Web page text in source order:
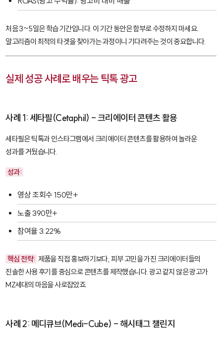
처음 3~5일은 학습 기간입니다. 이 기간 동안은 함부로 수정하지 마세요.
알고리즘이 최적의 타겟을 찾아가는 과정이니 기다려주는 것이 중요합니다.
실제 성공 사례로 배우는 틱톡 광고
사례 1: 세타필(Cetaphil) - 크리에이터 콘텐츠 활용
세타필은 틱톡과 인스타그램에서 크리에이터 콘텐츠를 활용하여 놀라운
성과를 거뒀습니다.
성과:
영상 조회수 150만+
노출 390만+
참여율 3.22%
핵심 전략: 제품을 직접 홍보하기보다, 피부 고민을 가진 크리에이터들의
진솔한 사용 후기를 중심으로 콘텐츠를 제작했습니다. 광고 같지 않은 광고가
MZ세대의 마음을 사로잡았죠.
사례 2: 메디큐브(Medi-Cube) - 해시태그 챌린지